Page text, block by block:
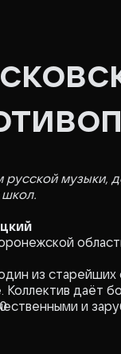
русской музыки,
школ.
из старейших
Коллектив даёт
и